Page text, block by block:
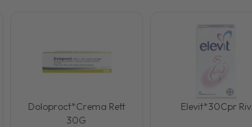
Doloproct*Crema Rett
30G
Elevit*30Cpr Riv